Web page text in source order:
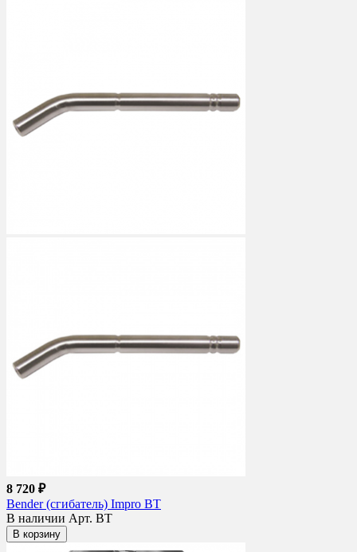
8 720 ₽
Bender (сгибатель) Impro BT
В наличии Арт. BT
В корзину